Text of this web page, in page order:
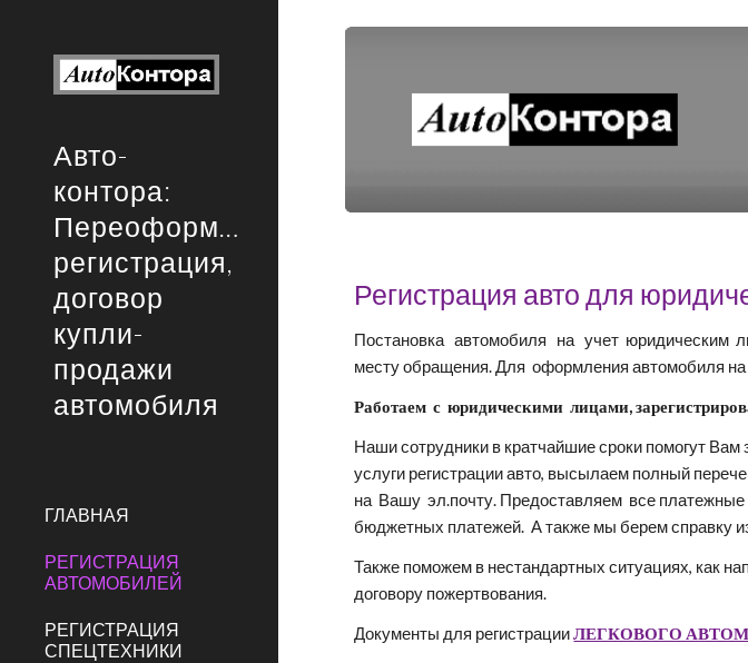
Авто-
контора:
Переоформление,
регистрация,
договор
купли-
продажи
автомобиля
ГЛАВНАЯ
РЕГИСТРАЦИЯ
АВТОМОБИЛЕЙ
РЕГИСТРАЦИЯ
СПЕЦТЕХНИКИ
Регистрация авто для
Постановка   автомобиля   на   учет
месту обращения. Для  оформления автомобиля
Работаем  с  юридическими  лицами,
Наши сотрудники в кратчайшие сроки помогут Вам
услуги регистрации авто, высылаем полный
на  Вашу  эл.почту. Предоставляем  все
бюджетных платежей.  А также мы берем справку
Также поможем в нестандартных ситуациях, как
договору пожертвования.
Документы для регистрации ЛЕГКОВОГО